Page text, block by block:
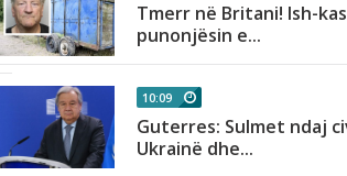
Tmerr në Britani! Ish-
punonjësin e...
10:09
Guterres: Sulmet ndaj
Ukrainë dhe...